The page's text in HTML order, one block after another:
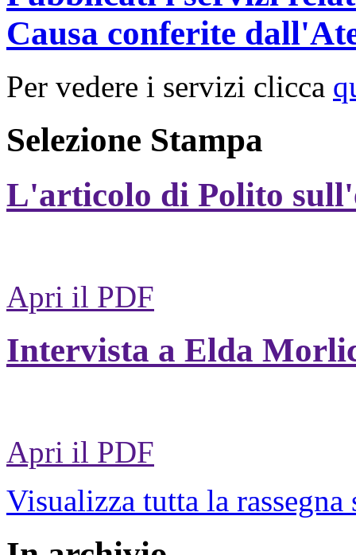
Causa conferite
Per vedere i servizi clicca
Selezione Stampa
L'articolo di Polito
Apri il PDF
Intervista a Elda
Apri il PDF
Visualizza tutta la rassegna